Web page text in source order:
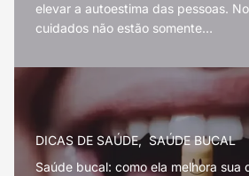
elevar a autoestima das pessoas.
cuidados não estão somente…
DICAS DE SAÚDE,SAÚDE BUCAL
Saúde bucal: como ela melhora sua